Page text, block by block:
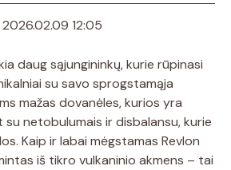
2026.02.09 12:05
daug sąjungininkų, kurie rūpinasi
su savo sprogstamąja
mažas dovanėles, kurios yra
netobulumais ir disbalansu, kurie
Kaip ir labai mėgstamas Revlon
iš tikro vulkaninio akmens – tai